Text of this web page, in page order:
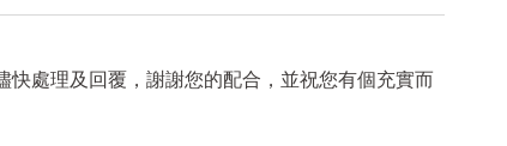
處理及回覆，謝謝您的配合，並祝您有個充實而